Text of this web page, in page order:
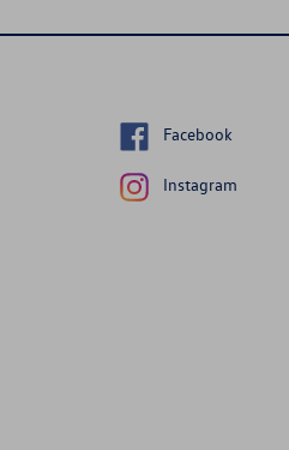
Facebook
Instagram